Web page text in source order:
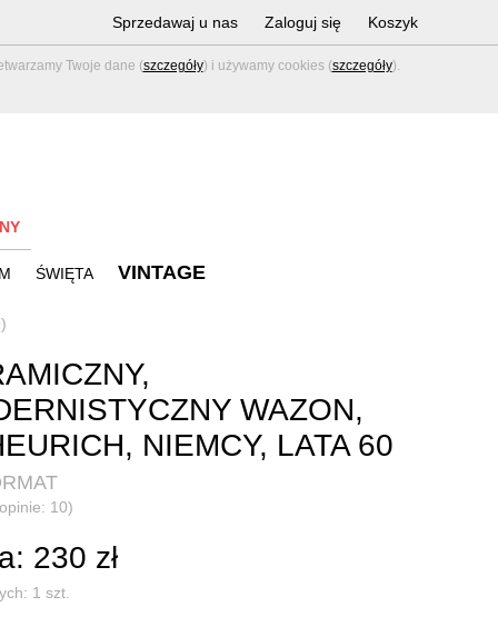
Twoje dane (szczegóły) i używamy cookies (szczegóły).
Sprzedawaj u nas Zaloguj się Koszyk
ŚWIĘTA VINTAGE
WAZON,
NIEMCY, LATA 60
10)
230 zł
1 szt.